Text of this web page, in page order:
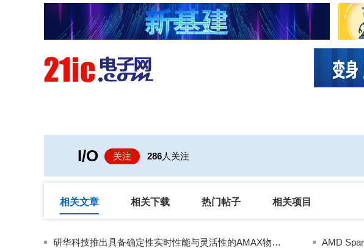
I/O 关注 286人关注
相关文章 相关下载 热门帖子 相关项目
研华科技推出具备确定性实时性能与灵活性的AMAX物联网控制平台 AMD